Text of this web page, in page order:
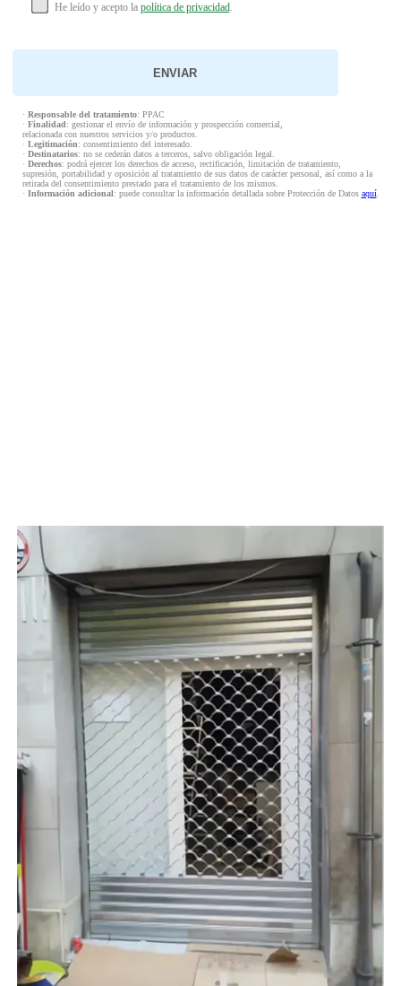
He leído y acepto la política de privacidad.
· Responsable del tratamiento: PPAC
· Finalidad: gestionar el envío de información y prospección comercial,
relacionada con nuestros servicios y/o productos.
· Legitimación: consentimiento del interesado.
· Destinatarios: no se cederán datos a terceros, salvo obligación legal.
· Derechos: podrá ejercer los derechos de acceso, rectificación, limitación de tratamiento,
supresión, portabilidad y oposición al tratamiento de sus datos de carácter personal, así como a la
retirada del consentimiento prestado para el tratamiento de los mismos.
· Información adicional: puede consultar la información detallada sobre Protección de Datos aquí.